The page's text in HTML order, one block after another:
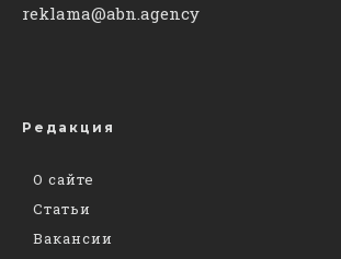
reklama@abn.agency
Редакция
О сайте
Статьи
Вакансии